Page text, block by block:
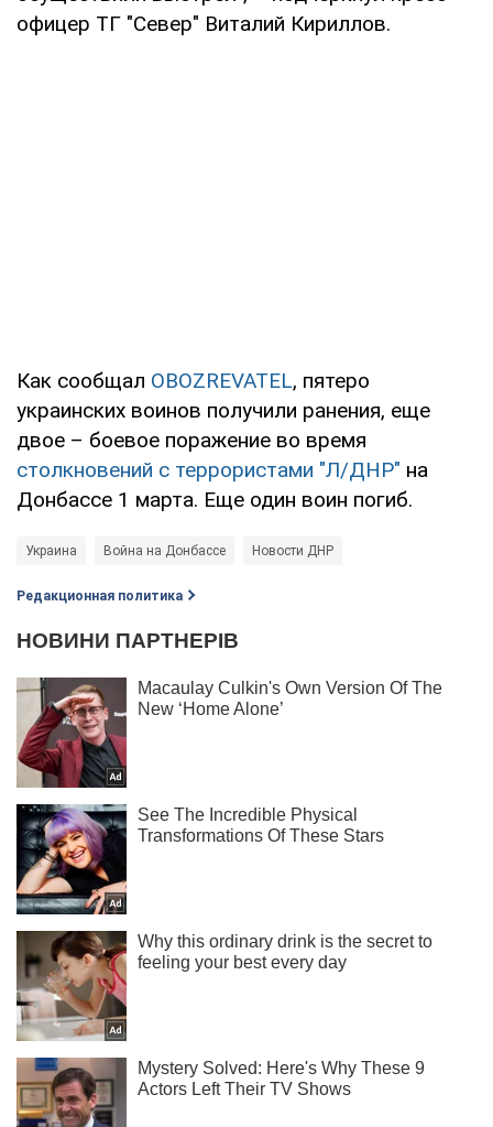
офицер ТГ "Север" Виталий Кириллов.
Как сообщал OBOZREVATEL, пятеро
украинских воинов получили ранения, еще
двое – боевое поражение во время
столкновений с террористами "Л/ДНР" на
Донбассе 1 марта. Еще один воин погиб.
Украина Война на Донбассе Новости ДНР
Редакционная политика